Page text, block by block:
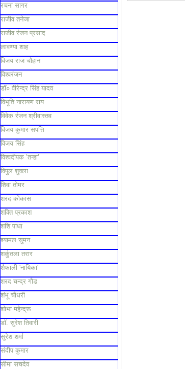
रचना सागर
राजीव तनेजा
राजीव रंजन प्रसाद
लावण्या शाह
विजय राज चौहान
विश्वरंजन
डॉ० वीरेन्द्र सिंह यादव
विभूति नारायण राय
विवेक रंजन श्रीवास्तव
विजय कुमार सपत्ति
विजय सिंह
विश्वदीपक ’तन्हा’
विपुल शुक्ला
शिवा तोमर
शरद कोकास
शक्ति प्रकाश
शशि पाधा
श्यामल सुमन
शकुंतला तरार
शैफाली 'नायिका'
शरद चन्द्र गौड
शंभू चौधरी
शोभा महेन्द्रू
डॉ. सुरेश तिवारी
सुरेश शर्मा
संदीप कुमार
सीमा सचदेव